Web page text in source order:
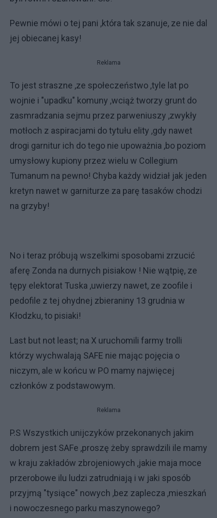
Pewnie mówi o tej pani ,która tak szanuje, ze nie dal
jej obiecanej kasy!
Reklama
To jest straszne ,ze społeczeństwo ,tyle lat po
wojnie i "upadku" komuny ,wciąż tworzy grunt do
zasmradzania sejmu przez parweniuszy ,zwykły
motłoch z aspiracjami do tytułu elity ,gdy nawet
drogi garnitur ich do tego nie upoważnia ,bo poziom
umysłowy kupiony przez wielu w Collegium
Tumanum na pewno! Chyba każdy widział jak jeden
kretyn nawet w garniturze za parę tasaków chodzi
na grzyby!
No i teraz próbują wszelkimi sposobami zrzucić
aferę Zonda na durnych pisiakow ! Nie wątpię, ze
tępy elektorat Tuska ,uwierzy nawet, ze zoofile i
pedofile z tej ohydnej zbieraniny 13 grudnia w
Kłodzku, to pisiaki!
Last but not least; na X uruchomili farmy trolli
którzy wychwalają SAFE nie mając pojęcia o
niczym, ale w końcu w PO mamy najwięcej
członków z podstawowym.
Reklama
P.S Wszystkich unijczyków przekonanych jakim
dobrem jest SAFe ,proszę żeby sprawdzili ile mamy
w kraju zakładów zbrojeniowych ,jakie maja moce
przerobowe ilu ludzi zatrudniają i w jaki sposób
przyjmą "tysiące" nowych ,bez zaplecza ,mieszkań
i nowoczesnego parku maszynowego?